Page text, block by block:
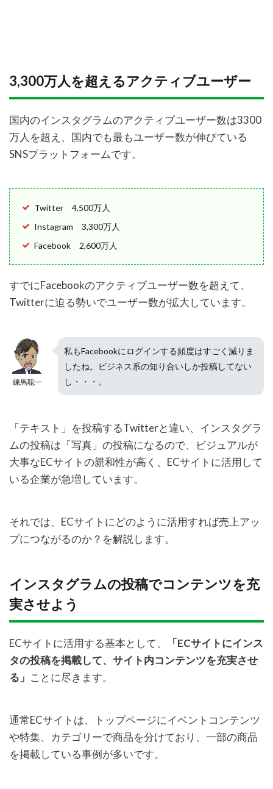
3,300万人を超えるアクティブユーザー
国内のインスタグラムのアクティブユーザー数は3300
万人を超え、国内でも最もユーザー数が伸びている
SNSプラットフォームです。
Twitter 4,500万人
Instagram 3,300万人
Facebook 2,600万人
すでにFacebookのアクティブユーザー数を超えて、
Twitterに迫る勢いでユーザー数が拡大しています。
練馬聡一
私もFacebookにログインする頻度はすごく減りま
したね。ビジネス系の知り合いしか投稿してない
し・・・。
「テキスト」を投稿するTwitterと違い、インスタグラ
ムの投稿は「写真」の投稿になるので、ビジュアルが
大事なECサイトの親和性が高く、ECサイトに活用して
いる企業が急増しています。
それでは、ECサイトにどのように活用すれば売上アッ
プにつながるのか？を解説します。
インスタグラムの投稿でコンテンツを充
実させよう
ECサイトに活用する基本として、
「ECサイトにインス
タの投稿を掲載して、サイト内コンテンツを充実させ
る」 ことに尽きます。
通常ECサイトは、トップページにイベントコンテンツ
や特集、カテゴリーで商品を分けており、一部の商品
を掲載している事例が多いです。